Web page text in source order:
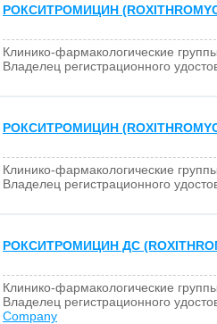
РОКСИТРОМИЦИН
Клинико-фармакологические
Владелец регистрационного
РОКСИТРОМИЦИН
Клинико-фармакологические
Владелец регистрационного
РОКСИТРОМИЦИН ДС
Клинико-фармакологические
Владелец регистрационного
Company